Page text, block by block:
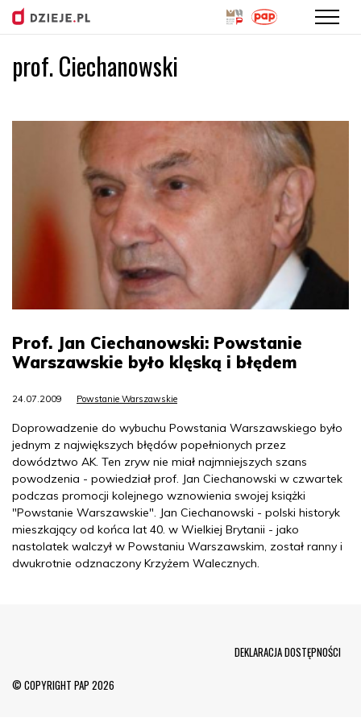
prof. Ciechanowski
Prof. Jan Ciechanowski: Powstanie
Warszawskie było klęską i błędem
24.07.2009 Powstanie Warszawskie
Doprowadzenie do wybuchu Powstania Warszawskiego było
jednym z największych błędów popełnionych przez
dowództwo AK. Ten zryw nie miał najmniejszych szans
powodzenia - powiedział prof. Jan Ciechanowski w czwartek
podczas promocji kolejnego wznowienia swojej książki
"Powstanie Warszawskie". Jan Ciechanowski - polski historyk
mieszkający od końca lat 40. w Wielkiej Brytanii - jako
nastolatek walczył w Powstaniu Warszawskim, został ranny i
dwukrotnie odznaczony Krzyżem Walecznych.
© COPYRIGHT PAP 2026
DEKLARACJA DOSTĘPNOŚCI